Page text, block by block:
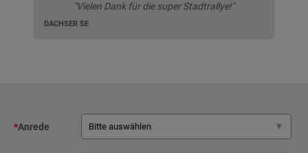
"Vielen Dank für die super Stadtrallye!"
DACHSER SE
*Anrede